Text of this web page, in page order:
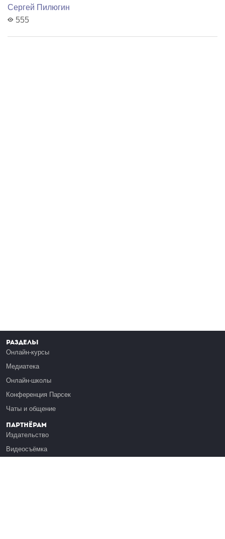
Сергей Пилюгин
555
Разделы
Онлайн-курсы
Медиатека
Онлайн-школы
Конференция Парсек
Чаты и общение
Партнёрам
Издательство
Видеосъёмка